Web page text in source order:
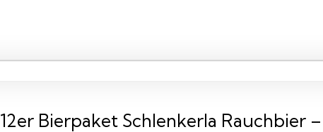
12er Bierpaket Schlenkerla Rauchbier